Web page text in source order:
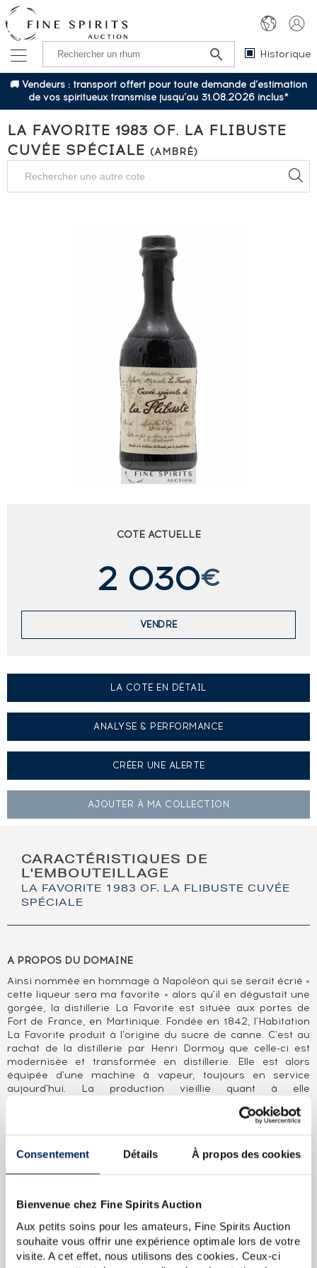
Consentement Détails À propos des cookies
Bienvenue chez Fine Spirits Auction
Aux petits soins pour les amateurs, Fine Spirits Auction
souhaite vous offrir une expérience optimale lors de votre
visite. A cet effet, nous utilisons des cookies. Ceux-ci
Historique
🚚 Vendeurs : transport offert pour toute demande d’estimation
de vos spiritueux transmise jusqu’au 31.08.2026 inclus*
LA FAVORITE 1983 OF. LA FLIBUSTE
CUVÉE SPÉCIALE (AMBRÉ)
COTE ACTUELLE
2 030€
VENDRE
LA COTE EN DÉTAIL
ANALYSE & PERFORMANCE
CRÉER UNE ALERTE
AJOUTER À MA COLLECTION
CARACTÉRISTIQUES DE
L'EMBOUTEILLAGE
LA FAVORITE 1983 OF. LA FLIBUSTE CUVÉE
SPÉCIALE
A PROPOS DU DOMAINE
Ainsi nommée en hommage à Napoléon qui se serait écrié «
cette liqueur sera ma favorite » alors qu'il en dégustait une
gorgée, la distillerie La Favorite est située aux portes de
Fort de France, en Martinique. Fondée en 1842, l'Habitation
La Favorite produit à l'origine du sucre de canne. C'est au
rachat de la distillerie par Henri Dormoy que celle-ci est
modernisée et transformée en distillerie. Elle est alors
équipée d'une machine à vapeur, toujours en service
aujourd'hui. La production vieillie quant à elle
Rhum agricole Hors d'Âge La Flibuste distillé en 1983 par La
Favorite. Chaque bouteille est numérotée et cachetée à la
Flibuste est la cuvée emblématique de La Favorite dont les
amateurs louent le caractère fruité et gourmand. Elevé 30
ans en fût de chêne, souvent d'anciens fûts de cognac, La
Flibuste est l'œuvre d'André Dormoy. Les premières
versions étaient âgées de 33 ans, puis 30 ans jusqu'au
millésime 1987 et enfin 25 ans.